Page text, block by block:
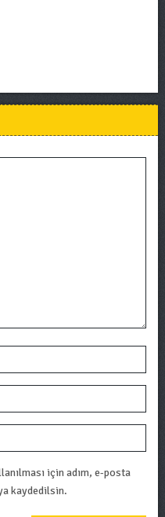
için adım, e-posta
kaydedilsin.